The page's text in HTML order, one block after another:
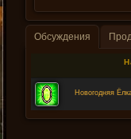
Обсуждения
Новогодняя